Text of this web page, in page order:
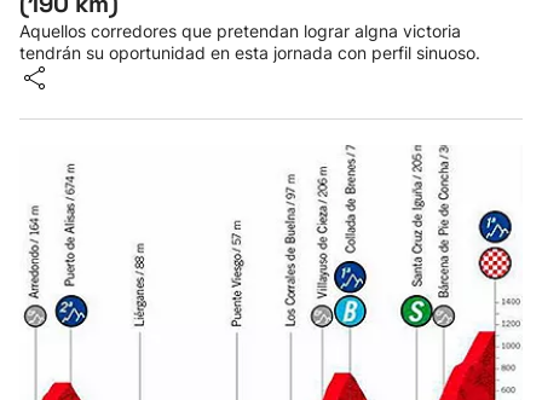
Aquellos corredores que pretendan lograr algna victoria
tendrán su oportunidad en esta jornada con perfil sinuoso.